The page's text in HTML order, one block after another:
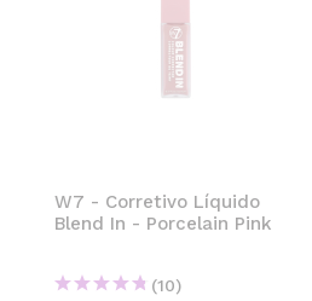
W7 - Corretivo Líquido
Blend In - Porcelain Pink
(10)